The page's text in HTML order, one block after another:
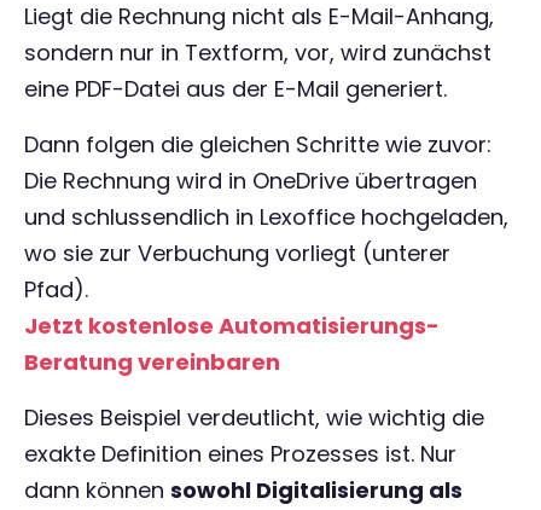
Liegt die Rechnung nicht als E-Mail-Anhang,
sondern nur in Textform, vor, wird zunächst
eine PDF-Datei aus der E-Mail generiert.
Dann folgen die gleichen Schritte wie zuvor:
Die Rechnung wird in OneDrive übertragen
und schlussendlich in Lexoffice hochgeladen,
wo sie zur Verbuchung vorliegt (unterer
Pfad).
Jetzt kostenlose Automatisierungs-
Beratung vereinbaren
Dieses Beispiel verdeutlicht, wie wichtig die
exakte Definition eines Prozesses ist. Nur
dann können sowohl Digitalisierung als